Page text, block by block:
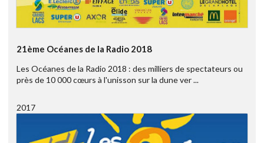
21ème Océanes de la Radio 2018
Les Océanes de la Radio 2018 : des milliers de spectateurs ou
près de 10 000 cœurs à l'unisson sur la dune ver ...
2017